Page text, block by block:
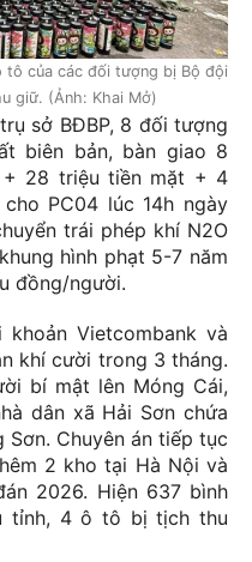
tô của các đối tượng bị Bộ đội
giữ. (Ảnh: Khai Mở)
sở BĐBP, 8 đối tượng
biên bản, bàn giao 8
28 triệu tiền mặt + 4
PC04 lúc 14h ngày
trái phép khí N2O
hình phạt 5-7 năm
đồng/người.
Vietcombank và
khí cười trong 3 tháng.
bí mật lên Móng Cái,
dân xã Hải Sơn chứa
Chuyên án tiếp tục
2 kho tại Hà Nội và
2026. Hiện 637 bình
tỉnh, 4 ô tô bị tịch thu